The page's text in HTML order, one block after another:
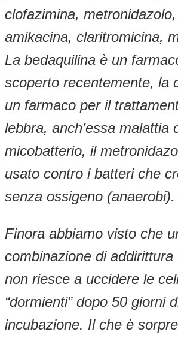
clofazimina,
amikacina, claritromicina,
La bedaquilina è un
scoperto recentemente, la
un farmaco per il
lebbra, anch’essa malattia
micobatterio, il
usato contro i batteri che
senza ossigeno (anaerobi).
Finora abbiamo visto che
combinazione di addirittura
non riesce a uccidere le
“dormienti” dopo 50 giorni
incubazione. Il che è